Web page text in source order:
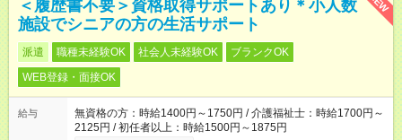
＜履歴書不要＞資格取得サポートあり＊小人数
施設でシニアの方の生活サポート
派遣 職種未経験OK 社会人未経験OK
ブランクOK
WEB登録・面接OK
給与
無資格の方：時給1400円～1750円 / 介護福祉士：時給1700円～
2125円 / 初任者以上：時給1500円～1875円